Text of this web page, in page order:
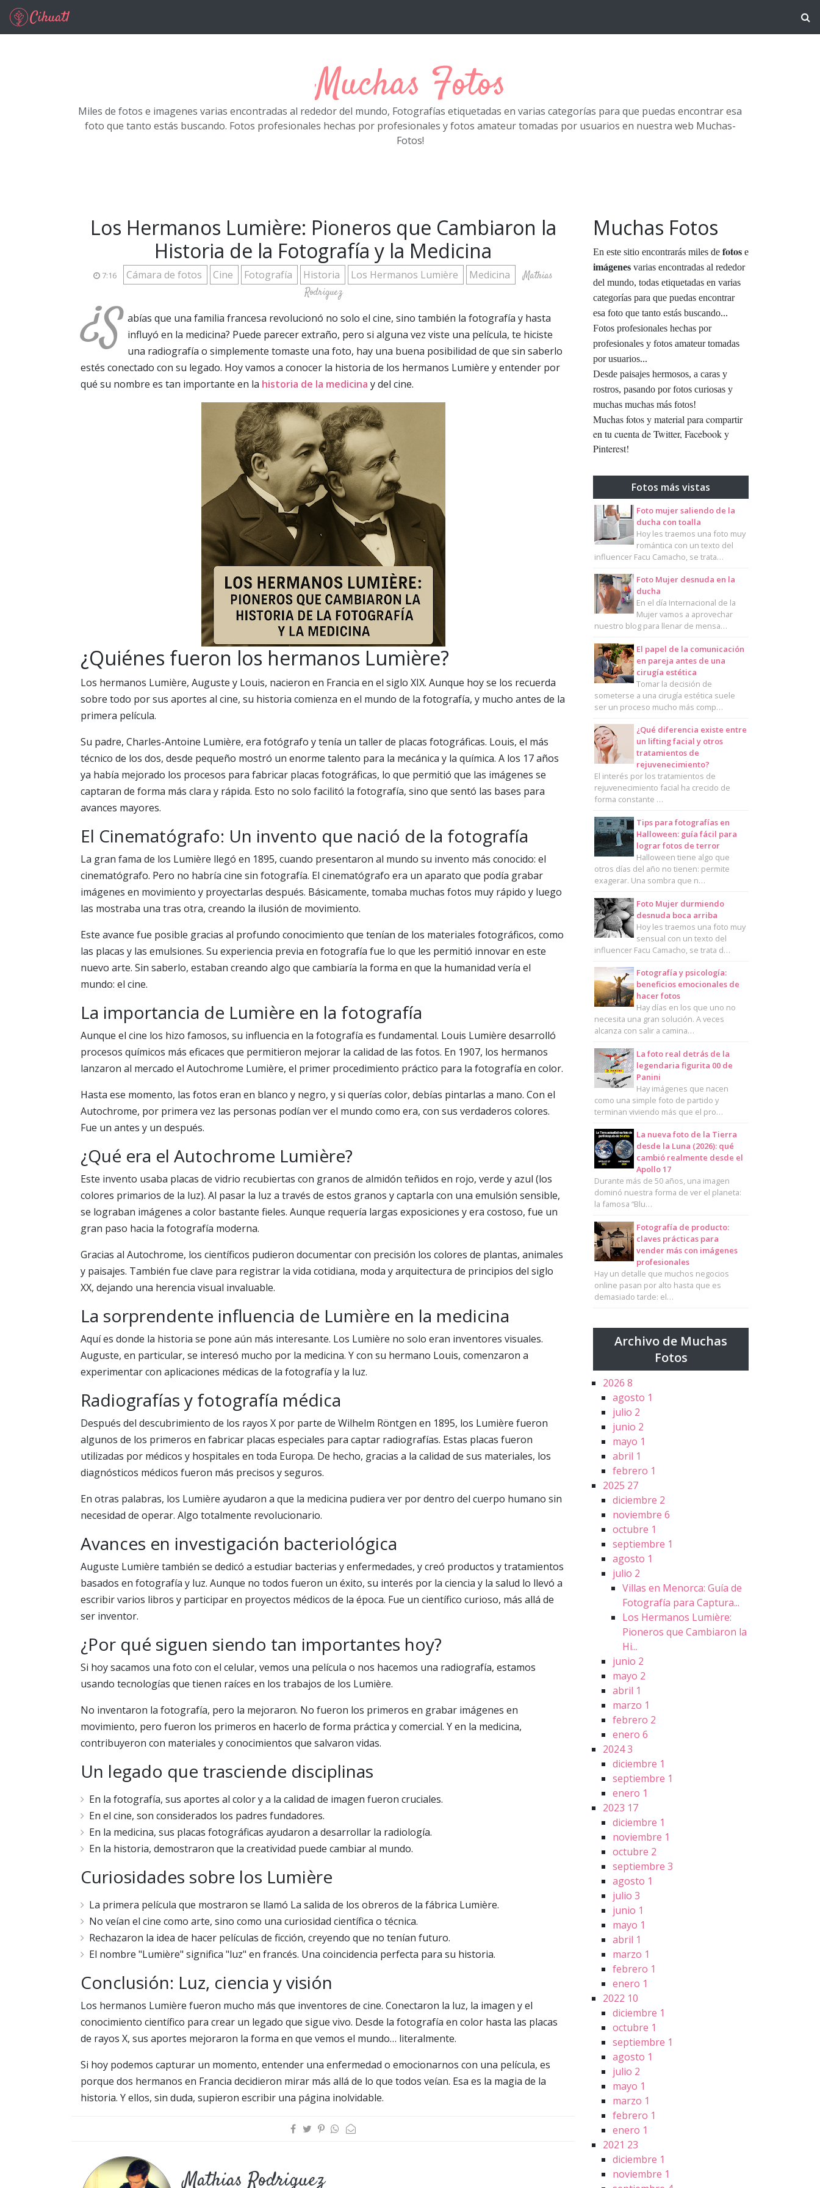
Ir al contenido principal
Muchas Fotos
Miles de fotos e imagenes varias encontradas al rededor del mundo, Fotografías etiquetadas en varias categorías para que puedas encontrar esa
foto que tanto estás buscando. Fotos profesionales hechas por profesionales y fotos amateur tomadas por usuarios en nuestra web Muchas-
Fotos!
Los Hermanos Lumière: Pioneros que Cambiaron la
Historia de la Fotografía y la Medicina
7:16 Cámara de fotos Cine Fotografía Historia Los Hermanos Lumière Medicina
Mathias
Rodriguez
¿S abías que una familia francesa revolucionó no solo el cine, sino también la fotografía y hasta
influyó en la medicina? Puede parecer extraño, pero si alguna vez viste una película, te hiciste
una radiografía o simplemente tomaste una foto, hay una buena posibilidad de que sin saberlo
estés conectado con su legado. Hoy vamos a conocer la historia de los hermanos Lumière y entender por
qué su nombre es tan importante en la historia de la medicina y del cine.
¿Quiénes fueron los hermanos Lumière?
Los hermanos Lumière, Auguste y Louis, nacieron en Francia en el siglo XIX. Aunque hoy se los recuerda
sobre todo por sus aportes al cine, su historia comienza en el mundo de la fotografía, y mucho antes de la
primera película.
Su padre, Charles-Antoine Lumière, era fotógrafo y tenía un taller de placas fotográficas. Louis, el más
técnico de los dos, desde pequeño mostró un enorme talento para la mecánica y la química. A los 17 años
ya había mejorado los procesos para fabricar placas fotográficas, lo que permitió que las imágenes se
captaran de forma más clara y rápida. Esto no solo facilitó la fotografía, sino que sentó las bases para
avances mayores.
El Cinematógrafo: Un invento que nació de la fotografía
La gran fama de los Lumière llegó en 1895, cuando presentaron al mundo su invento más conocido: el
cinematógrafo. Pero no habría cine sin fotografía. El cinematógrafo era un aparato que podía grabar
imágenes en movimiento y proyectarlas después. Básicamente, tomaba muchas fotos muy rápido y luego
las mostraba una tras otra, creando la ilusión de movimiento.
Este avance fue posible gracias al profundo conocimiento que tenían de los materiales fotográficos, como
las placas y las emulsiones. Su experiencia previa en fotografía fue lo que les permitió innovar en este
nuevo arte. Sin saberlo, estaban creando algo que cambiaría la forma en que la humanidad vería el
mundo: el cine.
La importancia de Lumière en la fotografía
Aunque el cine los hizo famosos, su influencia en la fotografía es fundamental. Louis Lumière desarrolló
procesos químicos más eficaces que permitieron mejorar la calidad de las fotos. En 1907, los hermanos
lanzaron al mercado el Autochrome Lumière, el primer procedimiento práctico para la fotografía en color.
Hasta ese momento, las fotos eran en blanco y negro, y si querías color, debías pintarlas a mano. Con el
Autochrome, por primera vez las personas podían ver el mundo como era, con sus verdaderos colores.
Fue un antes y un después.
¿Qué era el Autochrome Lumière?
Este invento usaba placas de vidrio recubiertas con granos de almidón teñidos en rojo, verde y azul (los
colores primarios de la luz). Al pasar la luz a través de estos granos y captarla con una emulsión sensible,
se lograban imágenes a color bastante fieles. Aunque requería largas exposiciones y era costoso, fue un
gran paso hacia la fotografía moderna.
Gracias al Autochrome, los científicos pudieron documentar con precisión los colores de plantas, animales
y paisajes. También fue clave para registrar la vida cotidiana, moda y arquitectura de principios del siglo
XX, dejando una herencia visual invaluable.
La sorprendente influencia de Lumière en la medicina
Aquí es donde la historia se pone aún más interesante. Los Lumière no solo eran inventores visuales.
Auguste, en particular, se interesó mucho por la medicina. Y con su hermano Louis, comenzaron a
experimentar con aplicaciones médicas de la fotografía y la luz.
Radiografías y fotografía médica
Después del descubrimiento de los rayos X por parte de Wilhelm Röntgen en 1895, los Lumière fueron
algunos de los primeros en fabricar placas especiales para captar radiografías. Estas placas fueron
utilizadas por médicos y hospitales en toda Europa. De hecho, gracias a la calidad de sus materiales, los
diagnósticos médicos fueron más precisos y seguros.
En otras palabras, los Lumière ayudaron a que la medicina pudiera ver por dentro del cuerpo humano sin
necesidad de operar. Algo totalmente revolucionario.
Avances en investigación bacteriológica
Auguste Lumière también se dedicó a estudiar bacterias y enfermedades, y creó productos y tratamientos
basados en fotografía y luz. Aunque no todos fueron un éxito, su interés por la ciencia y la salud lo llevó a
escribir varios libros y participar en proyectos médicos de la época. Fue un científico curioso, más allá de
ser inventor.
¿Por qué siguen siendo tan importantes hoy?
Si hoy sacamos una foto con el celular, vemos una película o nos hacemos una radiografía, estamos
usando tecnologías que tienen raíces en los trabajos de los Lumière.
No inventaron la fotografía, pero la mejoraron. No fueron los primeros en grabar imágenes en
movimiento, pero fueron los primeros en hacerlo de forma práctica y comercial. Y en la medicina,
contribuyeron con materiales y conocimientos que salvaron vidas.
Un legado que trasciende disciplinas
En la fotografía, sus aportes al color y a la calidad de imagen fueron cruciales.
En el cine, son considerados los padres fundadores.
En la medicina, sus placas fotográficas ayudaron a desarrollar la radiología.
En la historia, demostraron que la creatividad puede cambiar al mundo.
Curiosidades sobre los Lumière
La primera película que mostraron se llamó La salida de los obreros de la fábrica Lumière.
No veían el cine como arte, sino como una curiosidad científica o técnica.
Rechazaron la idea de hacer películas de ficción, creyendo que no tenían futuro.
El nombre "Lumière" significa "luz" en francés. Una coincidencia perfecta para su historia.
Conclusión: Luz, ciencia y visión
Los hermanos Lumière fueron mucho más que inventores de cine. Conectaron la luz, la imagen y el
conocimiento científico para crear un legado que sigue vivo. Desde la fotografía en color hasta las placas
de rayos X, sus aportes mejoraron la forma en que vemos el mundo… literalmente.
Si hoy podemos capturar un momento, entender una enfermedad o emocionarnos con una película, es
porque dos hermanos en Francia decidieron mirar más allá de lo que todos veían. Esa es la magia de la
historia. Y ellos, sin duda, supieron escribir una página inolvidable.
Mathias Rodriguez
Muchas Fotos
En este sitio encontrarás miles de fotos e
imágenes varias encontradas al rededor
del mundo, todas etiquetadas en varias
categorías para que puedas encontrar
esa foto que tanto estás buscando...
Fotos profesionales hechas por
profesionales y fotos amateur tomadas
por usuarios...
Desde paisajes hermosos, a caras y
rostros, pasando por fotos curiosas y
muchas muchas más fotos!
Muchas fotos y material para compartir
en tu cuenta de Twitter, Facebook y
Pinterest!
Fotos más vistas
Foto mujer saliendo de la
ducha con toalla
Hoy les traemos una foto muy
romántica con un texto del
influencer Facu Camacho, se trata…
Foto Mujer desnuda en la
ducha
En el día Internacional de la
Mujer vamos a aprovechar
nuestro blog para llenar de mensa…
El papel de la comunicación
en pareja antes de una
cirugía estética
Tomar la decisión de
someterse a una cirugía estética suele
ser un proceso mucho más comp…
¿Qué diferencia existe entre
un lifting facial y otros
tratamientos de
rejuvenecimiento?
El interés por los tratamientos de
rejuvenecimiento facial ha crecido de
forma constante …
Tips para fotografías en
Halloween: guía fácil para
lograr fotos de terror
Halloween tiene algo que
otros días del año no tienen: permite
exagerar. Una sombra que n…
Foto Mujer durmiendo
desnuda boca arriba
Hoy les traemos una foto muy
sensual con un texto del
influencer Facu Camacho, se trata d…
Fotografía y psicología:
beneficios emocionales de
hacer fotos
Hay días en los que uno no
necesita una gran solución. A veces
alcanza con salir a camina…
La foto real detrás de la
legendaria figurita 00 de
Panini
Hay imágenes que nacen
como una simple foto de partido y
terminan viviendo más que el pro…
La nueva foto de la Tierra
desde la Luna (2026): qué
cambió realmente desde el
Apollo 17
Durante más de 50 años, una imagen
dominó nuestra forma de ver el planeta:
la famosa “Blu…
Fotografía de producto:
claves prácticas para
vender más con imágenes
profesionales
Hay un detalle que muchos negocios
online pasan por alto hasta que es
demasiado tarde: el…
Archivo de Muchas
Fotos
2026 8
agosto 1
julio 2
junio 2
mayo 1
abril 1
febrero 1
2025 27
diciembre 2
noviembre 6
octubre 1
septiembre 1
agosto 1
julio 2
Villas en Menorca: Guía de
Fotografía para Captura...
Los Hermanos Lumière:
Pioneros que Cambiaron la
Hi...
junio 2
mayo 2
abril 1
marzo 1
febrero 2
enero 6
20243
diciembre 1
septiembre 1
enero 1
2023 17
diciembre 1
noviembre 1
octubre 2
septiembre 3
agosto 1
julio 3
junio 1
mayo 1
abril 1
marzo 1
febrero 1
enero 1
2022 10
diciembre 1
octubre 1
septiembre 1
agosto 1
julio 2
mayo 1
marzo 1
febrero 1
enero 1
2021 23
diciembre 1
noviembre 1